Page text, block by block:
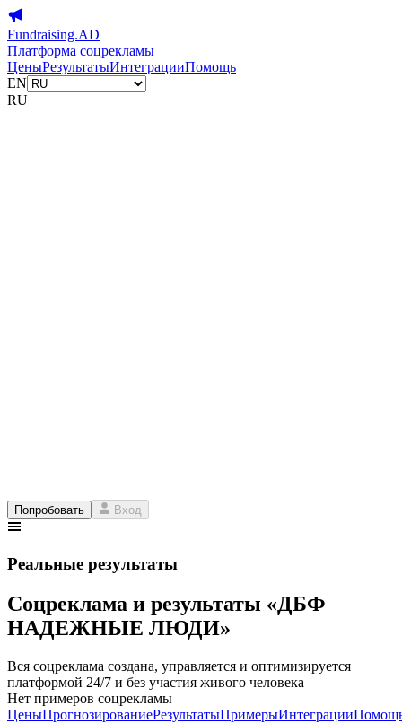
Fundraising.AD
Платформа соцрекламы
ЦеныРезультатыИнтеграцииПомощь
EN
RU
Попробовать Вход
Реальные результаты
Соцреклама и результаты «ДБФ
НАДЕЖНЫЕ ЛЮДИ»
Вся соцреклама создана, управляется и оптимизируется
платформой 24/7 и без участия живого человека
Нет примеров соцрекламы
ЦеныПрогнозированиеРезультатыПримерыИнтеграции